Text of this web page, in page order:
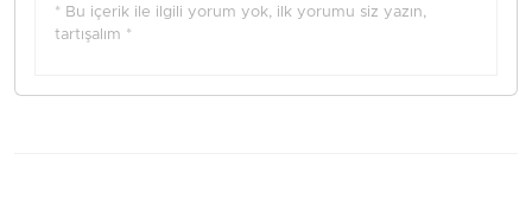
* Bu içerik ile ilgili yorum yok, ilk yorumu siz yazın,
tartışalım *